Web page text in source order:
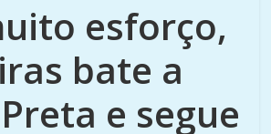
esforço,
bate a
e segue